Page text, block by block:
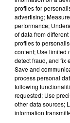
23 juillet 2026
INCENDIE
SON BÉBÉ
Un homme
profiles for
advertising;
performance;
of data from
profiles to
content; Use limited
detect fraud, and fix
Save and
process personal
following
requested; Use
other data sources;
information